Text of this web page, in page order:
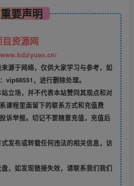
重要声明
资源网
源于网络，仅供大家学习与参考，如
vip68551，进行删除处理。
立场，并不代表本站赞同其观点和对
课程里面留下的联系方式和充值费
诉举报。切记不要随意充值，充值后
发布或转载任何违法的相关信息，访
，如发现链接失效，请联系我们我们